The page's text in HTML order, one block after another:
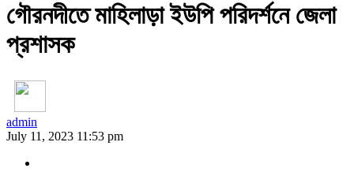
গৌরনদীতে মাহিলাড়া ইউপি পরিদর্শনে জেলা
প্রশাসক
admin
July 11, 2023 11:53 pm